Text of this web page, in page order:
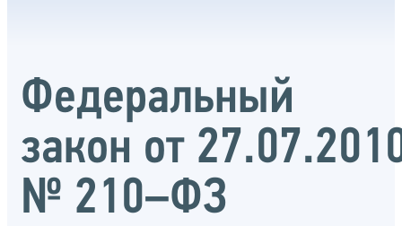
Федеральный
закон от
№ 210–ФЗ